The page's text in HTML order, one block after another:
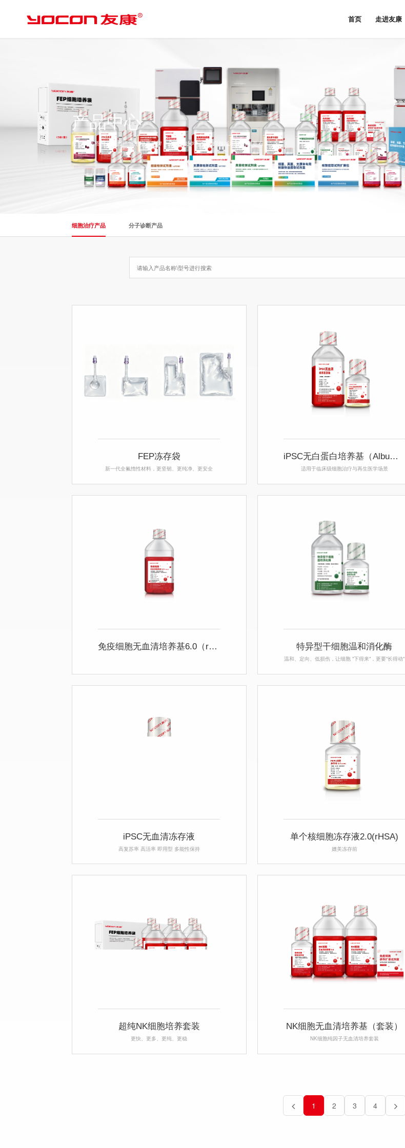
首页 走进友康
产品中心
打造高品质国产无血清细胞培养品牌，从源头处为细胞治疗领域构建稳固基石。
细胞治疗产品 分子诊断产品
FEP冻存袋
新一代全氟惰性材料，更坚韧、更纯净、更安全
iPSC无白蛋白培养基（Albumin-free）套装
适用于临床级细胞治疗与再生医学场景
免疫细胞无血清培养基6.0（rHSA） 特异型干细胞温和消化酶
温和、定向、低损伤，让细胞 "下得来"，更要"长得动"
iPSC无血清冻存液
高复苏率 高活率 即用型 多能性保持
单个核细胞冻存液2.0(rHSA)
媲美冻存前
超纯NK细胞培养套装
更快、更多、更纯、更稳
NK细胞无血清培养基（套装）
NK细胞纯因子无血清培养套装
1 2 3 4